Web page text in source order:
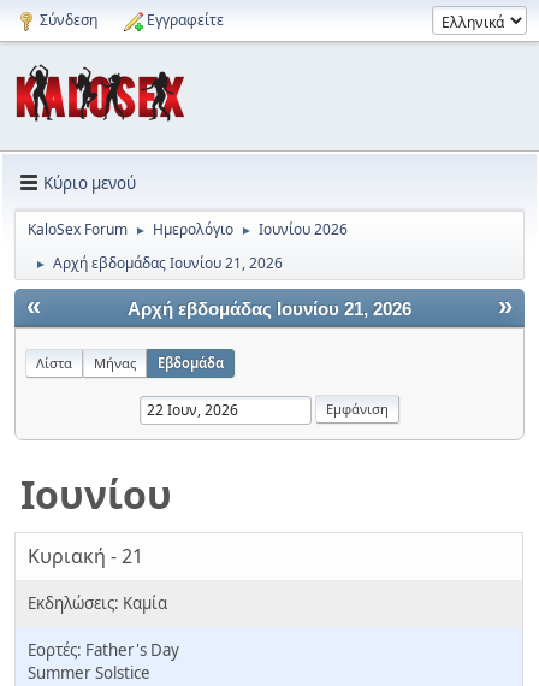
Σύνδεση Εγγραφείτε
Κύριο μενού
KaloSex Forum ► Ημερολόγιο ► Ιουνίου 2026
► Αρχή εβδομάδας Ιουνίου 21, 2026
« »
Αρχή εβδομάδας Ιουνίου 21, 2026
Λίστα Μήνας Εβδομάδα
Ιουνίου
Κυριακή - 21
Father's Day
Summer Solstice